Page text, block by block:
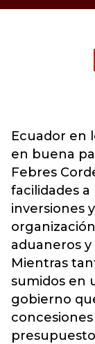
Ecuador en
en buena
Febres
facilidades a
inversiones
aduaneros
Mientras
sumidos en
gobierno